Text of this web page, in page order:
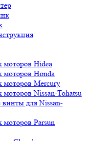
Hidea
Honda
Mercury
Nissan-Tohatsu
для Nissan-
Parsun